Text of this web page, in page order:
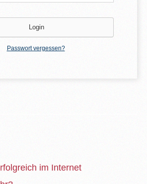
Passwort vergessen?
im Internet